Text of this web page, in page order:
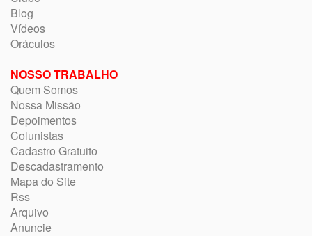
Blog
Vídeos
Oráculos
NOSSO TRABALHO
Quem Somos
Nossa Missão
Depoimentos
Colunistas
Cadastro Gratuito
Descadastramento
Mapa do Site
Rss
Arquivo
Anuncie